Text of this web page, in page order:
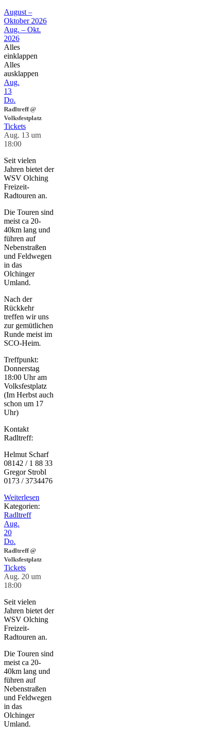
August –
Oktober 2026
Aug. – Okt.
2026
Alles
einklappen
Alles
ausklappen
Aug.
13
Do.
Radltreff@
Volksfestplatz
Tickets
Aug. 13 um
18:00
Seit vielen
Jahren bietet der
WSV Olching
Freizeit-
Radtouren an.
Die Touren sind
meist ca 20-
40km lang und
führen auf
Nebenstraßen
und Feldwegen
in das
Olchinger
Umland.
Nach der
Rückkehr
treffen wir uns
zur gemütlichen
Runde meist im
SCO-Heim.
Treffpunkt:
Donnerstag
18:00 Uhr am
Volksfestplatz
(Im Herbst auch
schon um 17
Uhr)
Kontakt
Radltreff:
Helmut Scharf
08142 / 1 88 33
Gregor Strobl
0173 / 3734476
Weiterlesen
Kategorien:
Radltreff
Aug.
20
Do.
Radltreff@
Volksfestplatz
Tickets
Aug. 20 um
18:00
Seit vielen
Jahren bietet der
WSV Olching
Freizeit-
Radtouren an.
Die Touren sind
meist ca 20-
40km lang und
führen auf
Nebenstraßen
und Feldwegen
in das
Olchinger
Umland.